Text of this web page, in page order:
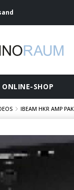
ONLINE-SHOP
IBEAM HKR AMP